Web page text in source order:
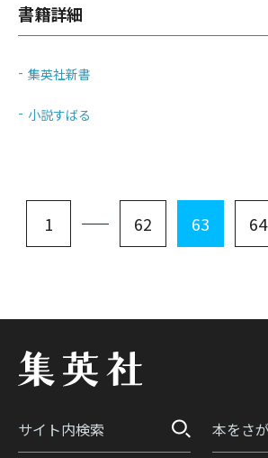
書籍詳細
集英社新書
小説すばる
1 62 63 64